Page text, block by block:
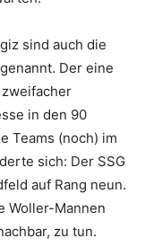
sind auch die
Der eine
in den 90
Teams (noch) im
sich: Der SSG
auf Rang neun.
Woller-Mannen
zu tun.